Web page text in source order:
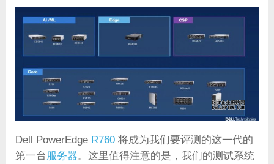
Dell PowerEdge R760将成为我们要评测的这一代的
第一台服务器。这里值得注意的是，我们的测试系统